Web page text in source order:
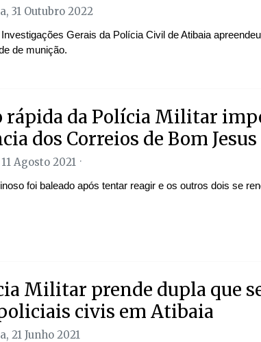
31 Outubro 2022
Gerais da Polícia Civil de Atibaia
de munição.
rápida da Polícia Militar
dos Correios de Bom
Agosto 2021
foi baleado após tentar reagir e os outros dois se
Militar prende dupla que
civis em Atibaia
21 Junho 2021